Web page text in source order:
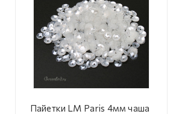
Пайетки LM Paris 4мм чаша